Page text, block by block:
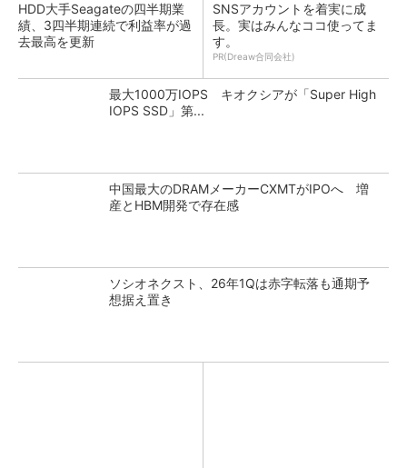
HDD大手Seagateの四半期業
績、3四半期連続で利益率が過
去最高を更新
SNSアカウントを着実に成
長。実はみんなココ使ってま
す。
PR(Dreaw合同会社)
最大1000万IOPS キオクシアが「Super High
IOPS SSD」第...
中国最大のDRAMメーカーCXMTがIPOへ 増
産とHBM開発で存在感
ソシオネクスト、26年1Qは赤字転落も通期予
想据え置き